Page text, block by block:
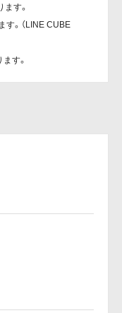
す。
。（LINE CUBE
す。